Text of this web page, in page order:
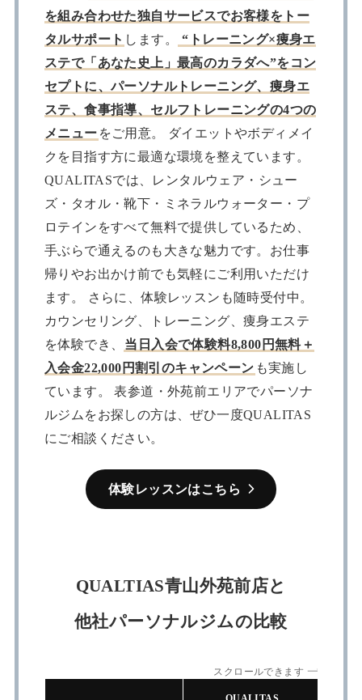
を組み合わせた独自サービスでお客様をトー
タルサポート します。
“トレーニング×痩身エ
ステで「あなた史上」最高のカラダへ”をコン
セプトに、パーソナルトレーニング、痩身エ
ステ、食事指導、セルフトレーニングの4つの
メニュー をご用意。 ダイエットやボディメイ
クを目指す方に最適な環境を整えています。
QUALITASでは、レンタルウェア・シュー
ズ・タオル・靴下・ミネラルウォーター・プ
ロテインをすべて無料で提供しているため、
手ぶらで通えるのも大きな魅力です。お仕事
帰りやお出かけ前でも気軽にご利用いただけ
ます。 さらに、体験レッスンも随時受付中。
カウンセリング、トレーニング、痩身エステ
を体験でき、 当日入会で体験料8,800円無料＋
入会金22,000円割引のキャンペーン も実施し
ています。 表参道・外苑前エリアでパーソナ
ルジムをお探しの方は、ぜひ一度QUALITAS
にご相談ください。
体験レッスンはこちら
QUALTIAS青山外苑前店と
他社パーソナルジムの比較
スクロールできます